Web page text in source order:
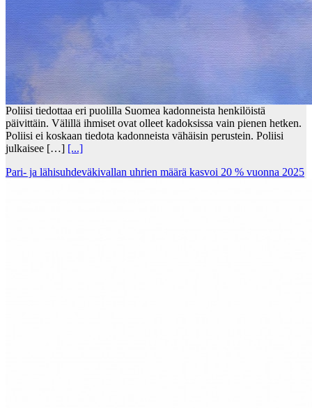
Poliisi tiedottaa eri puolilla Suomea kadonneista henkilöistä
päivittäin. Välillä ihmiset ovat olleet kadoksissa vain pienen hetken.
Poliisi ei koskaan tiedota kadonneista vähäisin perustein. Poliisi
julkaisee […] [...]
Pari- ja lähisuhdeväkivallan uhrien määrä kasvoi 20 % vuonna 2025